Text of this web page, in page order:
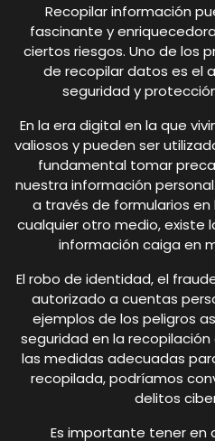
Recopilar información
fascinante y
ciertos riesgos. Uno de los
de recopilar datos es el
seguridad y
En la era digital en la que
valiosos y pueden ser
fundamental tomar
nuestra información
a través de formularios
cualquier otro medio, existe
información caiga en
El robo de identidad, el
autorizado a cuentas
ejemplos de los peligros
seguridad en la
las medidas adecuadas
recopilada, podríamos
delitos
Es importante tener en